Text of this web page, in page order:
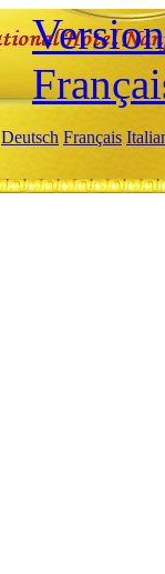
Deutsch Français